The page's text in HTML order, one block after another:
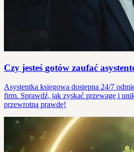
Czy jesteś gotów zaufać
Asystentka księgowa dostępna 24/7
firm. Sprawdź, jak zyskać przewagę i
przewrotną prawdę!